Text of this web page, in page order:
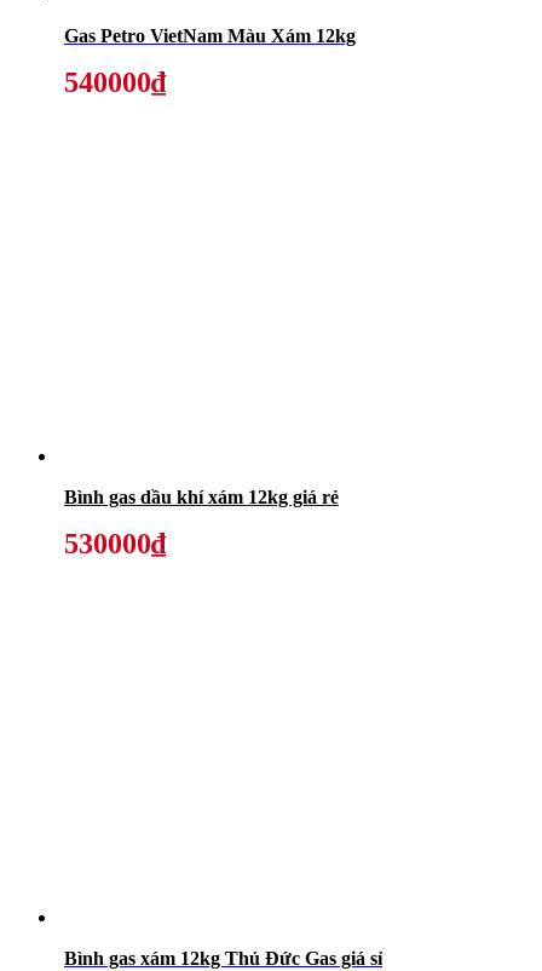
Gas Petro VietNam Màu Xám 12kg
540000₫
Bình gas dầu khí xám 12kg giá rẻ
530000₫
Bình gas xám 12kg Thủ Đức Gas giá sỉ